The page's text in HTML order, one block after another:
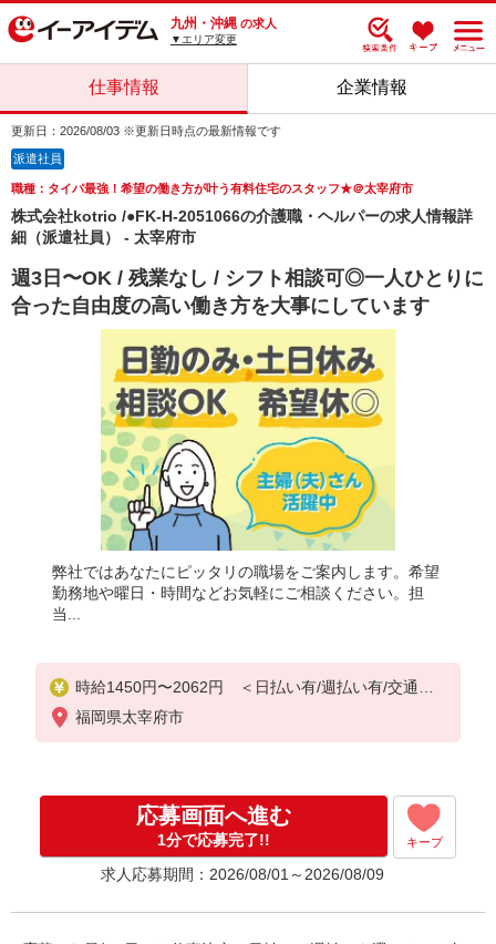
九州・沖縄 の求人
▼エリア変更
仕事情報 企業情報
更新日：2026/08/03 ※更新日時点の最新情報です
派遣社員
職種：タイパ最強！希望の働き方が叶う有料住宅のスタッフ★＠太宰府市
株式会社kotrio /●FK-H-2051066の介護職・ヘルパーの求人情報詳
細（派遣社員） - 太宰府市
週3日〜OK / 残業なし / シフト相談可◎一人ひとりに
合った自由度の高い働き方を大事にしています
弊社ではあなたにピッタリの職場をご案内します。希望
勤務地や曜日・時間などお気軽にご相談ください。担
当...
時給1450円〜2062円 ＜日払い有/週払い有/交通費
全支給(ガソリン代含む)＞
福岡県太宰府市
応募画面へ進む
1分で応募完了!! キープ
求人応募期間：2026/08/01～2026/08/09